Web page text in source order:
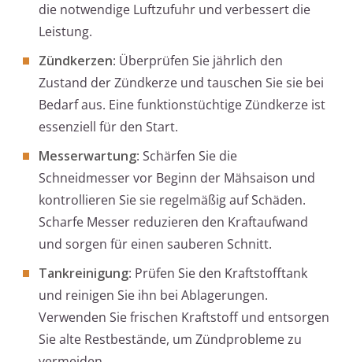
die notwendige Luftzufuhr und verbessert die
Leistung.
Zündkerzen: Überprüfen Sie jährlich den
Zustand der Zündkerze und tauschen Sie sie bei
Bedarf aus. Eine funktionstüchtige Zündkerze ist
essenziell für den Start.
Messerwartung: Schärfen Sie die
Schneidmesser vor Beginn der Mähsaison und
kontrollieren Sie sie regelmäßig auf Schäden.
Scharfe Messer reduzieren den Kraftaufwand
und sorgen für einen sauberen Schnitt.
Tankreinigung: Prüfen Sie den Kraftstofftank
und reinigen Sie ihn bei Ablagerungen.
Verwenden Sie frischen Kraftstoff und entsorgen
Sie alte Restbestände, um Zündprobleme zu